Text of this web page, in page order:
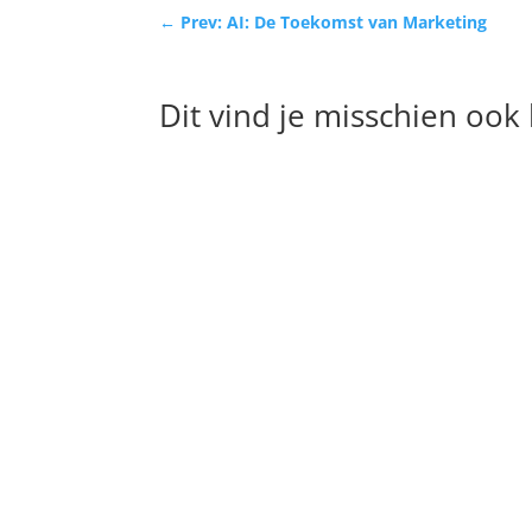
← Prev: AI: De Toekomst van Marketing
Dit vind je misschien